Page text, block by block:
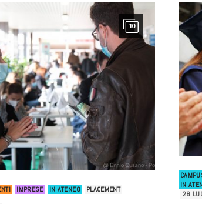
10
IMPRESE IN ATENEO
PLACEMENT
IN
28